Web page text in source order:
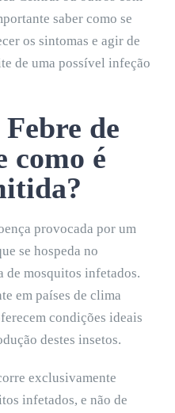
saber como se
os sintomas e agir de
de uma possível infeção
de
como é
provocada por um
se hospeda no
de mosquitos infetados.
em países de clima
condições ideais
destes insetos.
exclusivamente
infetados, e não de